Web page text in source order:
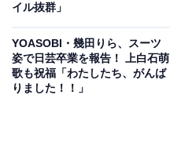
イル抜群」
YOASOBI・幾田りら、スーツ
姿で日芸卒業を報告！ 上白石萌
歌も祝福「わたしたち、がんば
りました！！」